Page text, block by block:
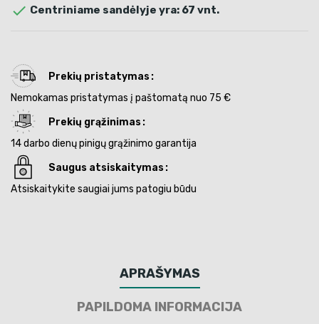
 Centriniame sandėlyje yra: 67 vnt.
Prekių pristatymas
Nemokamas pristatymas į paštomatą nuo 75 €
Prekių grąžinimas
14 darbo dienų pinigų grąžinimo garantija
Saugus atsiskaitymas
Atsiskaitykite saugiai jums patogiu būdu
APRAŠYMAS
PAPILDOMA INFORMACIJA